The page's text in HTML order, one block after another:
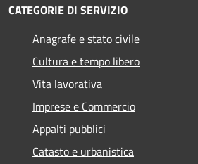
CATEGORIE DI SERVIZIO
Anagrafe e stato civile
Cultura e tempo libero
Vita lavorativa
Imprese e Commercio
Appalti pubblici
Catasto e urbanistica